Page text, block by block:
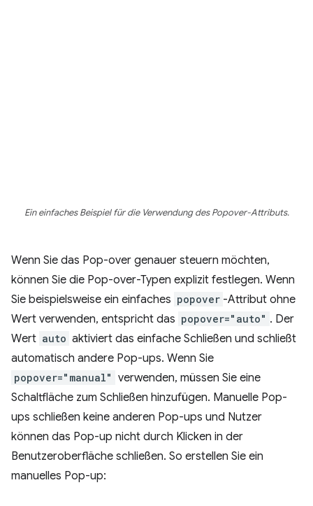
Ein einfaches Beispiel für die Verwendung des Popover-Attributs.
Wenn Sie das Pop-over genauer steuern möchten,
können Sie die Pop-over-Typen explizit festlegen. Wenn
Sie beispielsweise ein einfaches popover -Attribut ohne
Wert verwenden, entspricht das popover="auto" . Der
Wert auto aktiviert das einfache Schließen und schließt
automatisch andere Pop-ups. Wenn Sie
popover="manual" verwenden, müssen Sie eine
Schaltfläche zum Schließen hinzufügen. Manuelle Pop-
ups schließen keine anderen Pop-ups und Nutzer
können das Pop-up nicht durch Klicken in der
Benutzeroberfläche schließen. So erstellen Sie ein
manuelles Pop-up: